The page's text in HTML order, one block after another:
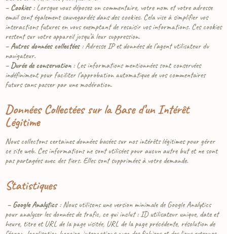
– Cookies: Lorsque vous déposez un commentaire, votre nom et votre adresse
email sont également sauvegardés dans des cookies. Cela vise à simplifier vos
interactions futures en vous exemptant de resaisir vos informations. Ces cookies
restent sur votre appareil jusqu’à leur suppression.
– Autres données collectées: Adresse IP et données de l’agent utilisateur du
navigateur.
– Durée de conservation: Les informations mentionnées sont conservées
indéfiniment pour faciliter l’approbation automatique de vos commentaires
futurs sans passer par une modération.
Données Collectées sur la Base d’un Intérêt
Légitime
Nous collectons certaines données basées sur nos intérêts légitimes pour gérer
ce site web. Ces informations ne sont utilisées pour aucun autre but et ne sont
pas partagées avec des tiers. Elles sont supprimées à votre demande.
Statistiques
– Google Analytics: Nous utilisons une version minimale de Google Analytics
pour analyser les données de trafic, ce qui inclut : ID utilisateur unique, date et
heure, titre et URL de la page visitée, URL de la page précédente, résolution de